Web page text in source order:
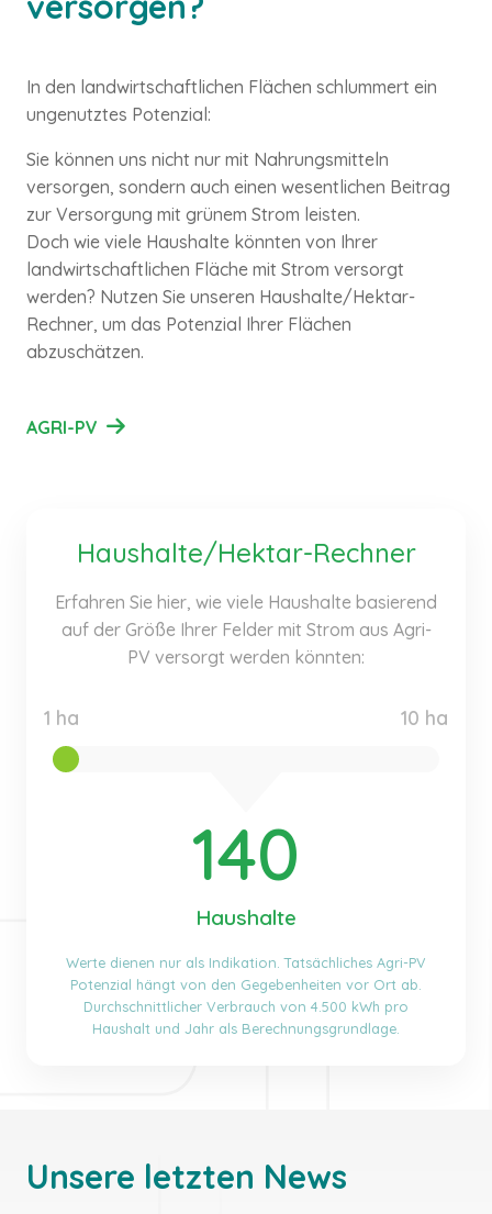
In den landwirtschaftlichen Flächen schlummert ein
ungenutztes Potenzial:
Sie können uns nicht nur mit Nahrungsmitteln
versorgen, sondern auch einen wesentlichen Beitrag
zur Versorgung mit grünem Strom leisten.
Doch wie viele Haushalte könnten von Ihrer
landwirtschaftlichen Fläche mit Strom versorgt
werden? Nutzen Sie unseren Haushalte/Hektar-
Rechner, um das Potenzial Ihrer Flächen
abzuschätzen.
AGRI-PV
Haushalte/Hektar-Rechner
Erfahren Sie hier, wie viele Haushalte basierend
auf der Größe Ihrer Felder mit Strom aus Agri-
PV versorgt werden könnten:
1 ha 10 ha
140
Haushalte
Werte dienen nur als Indikation. Tatsächliches Agri-PV
Potenzial hängt von den Gegebenheiten vor Ort ab.
Durchschnittlicher Verbrauch von 4.500 kWh pro
Haushalt und Jahr als Berechnungsgrundlage.
Unsere letzten News